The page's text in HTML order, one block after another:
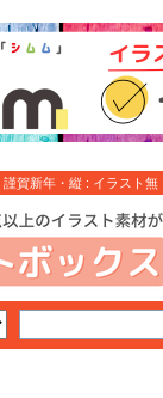
賀新年・縦 : イラスト無